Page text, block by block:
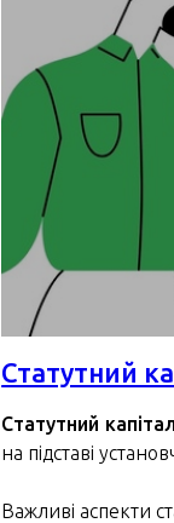
Статутний
Статутний
на підставі
Важливі аспекти